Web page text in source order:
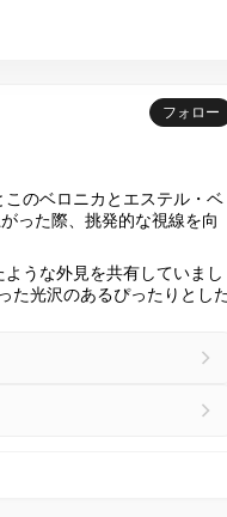
フォロー
のベロニカとエステル・ベ
った際、挑発的な視線を向
うな外見を共有していまし
た光沢のあるぴったりとし